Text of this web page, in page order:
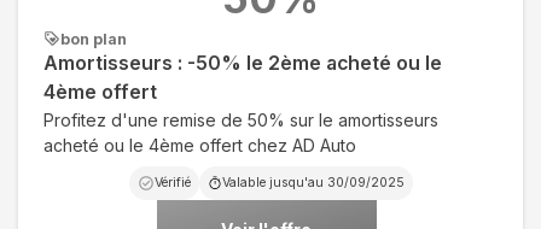
bon plan
Amortisseurs : -50% le 2ème acheté ou le
4ème offert
Profitez d'une remise de 50% sur le amortisseurs
acheté ou le 4ème offert chez AD Auto
Vérifié Valable jusqu'au 30/09/2025